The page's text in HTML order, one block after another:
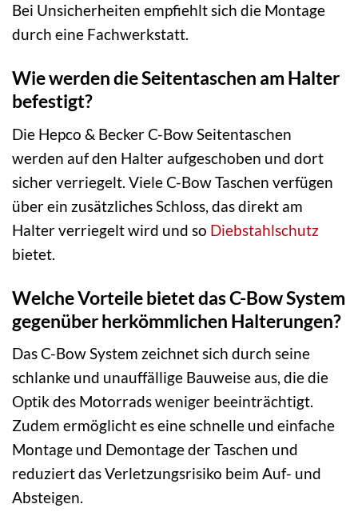
Bei Unsicherheiten empfiehlt sich die Montage
durch eine Fachwerkstatt.
Wie werden die Seitentaschen am Halter
befestigt?
Die Hepco & Becker C-Bow Seitentaschen
werden auf den Halter aufgeschoben und dort
sicher verriegelt. Viele C-Bow Taschen verfügen
über ein zusätzliches Schloss, das direkt am
Halter verriegelt wird und so Diebstahlschutz
bietet.
Welche Vorteile bietet das C-Bow System
gegenüber herkömmlichen Halterungen?
Das C-Bow System zeichnet sich durch seine
schlanke und unauffällige Bauweise aus, die die
Optik des Motorrads weniger beeinträchtigt.
Zudem ermöglicht es eine schnelle und einfache
Montage und Demontage der Taschen und
reduziert das Verletzungsrisiko beim Auf- und
Absteigen.